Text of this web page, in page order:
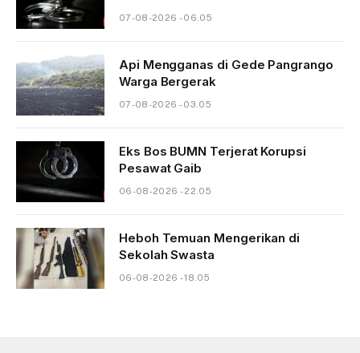
07-08-2026 - 06.05
Api Mengganas di Gede Pangrango
Warga Bergerak
07-08-2026 - 03.05
Eks Bos BUMN Terjerat Korupsi
Pesawat Gaib
06-08-2026 - 22.05
Heboh Temuan Mengerikan di
Sekolah Swasta
06-08-2026 - 18.05